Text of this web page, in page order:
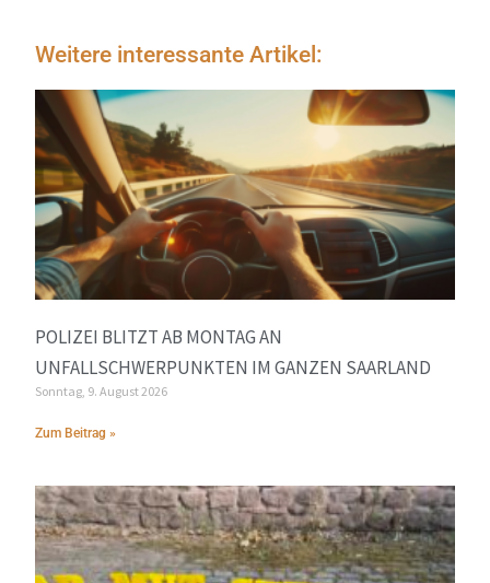
Weitere interessante Artikel:
POLIZEI BLITZT AB MONTAG AN
UNFALLSCHWERPUNKTEN IM GANZEN SAARLAND
Sonntag, 9. August 2026
Zum Beitrag »